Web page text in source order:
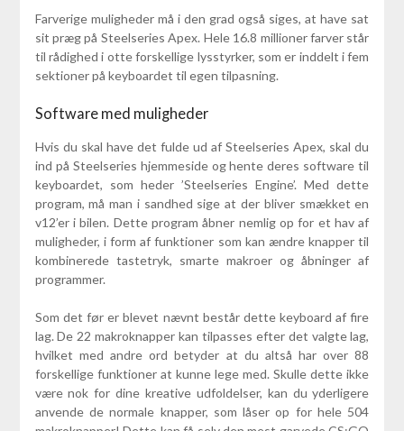
Farverige muligheder må i den grad også siges, at have sat
sit præg på Steelseries Apex. Hele 16.8 millioner farver står
til rådighed i otte forskellige lysstyrker, som er inddelt i fem
sektioner på keyboardet til egen tilpasning.
Software med muligheder
Hvis du skal have det fulde ud af Steelseries Apex, skal du
ind på Steelseries hjemmeside og hente deres software til
keyboardet, som heder ’Steelseries Engine’. Med dette
program, må man i sandhed sige at der bliver smækket en
v12’er i bilen. Dette program åbner nemlig op for et hav af
muligheder, i form af funktioner som kan ændre knapper til
kombinerede tastetryk, smarte makroer og åbninger af
programmer.
Som det før er blevet nævnt består dette keyboard af fire
lag. De 22 makroknapper kan tilpasses efter det valgte lag,
hvilket med andre ord betyder at du altså har over 88
forskellige funktioner at kunne lege med. Skulle dette ikke
være nok for dine kreative udfoldelser, kan du yderligere
anvende de normale knapper, som låser op for hele 504